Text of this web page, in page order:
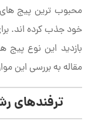
محبوب ترین پیج های
خود جذب کرده اند.
بازدید این نوع پیج
مقاله به بررسی این
ترفندهای